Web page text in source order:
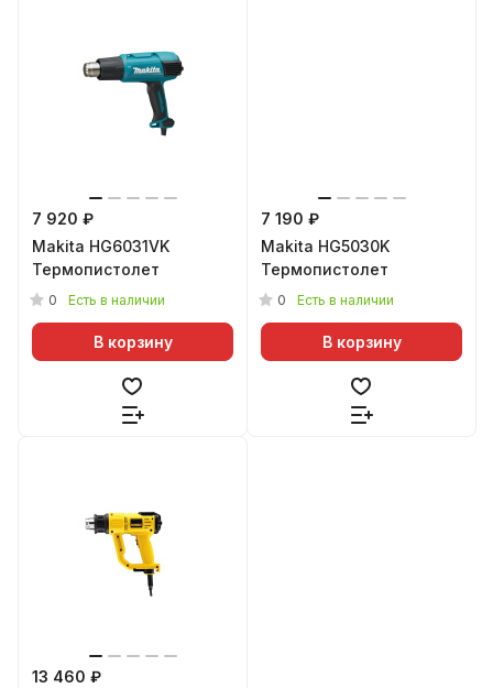
7 920 ₽
Makita HG6031VK
Термопистолет
0 Есть в наличии
В корзину
7 190 ₽
Makita HG5030K
Термопистолет
0 Есть в наличии
В корзину
13 460 ₽